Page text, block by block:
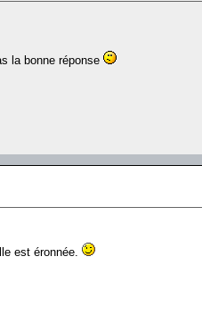
la bonne réponse
est éronnée.